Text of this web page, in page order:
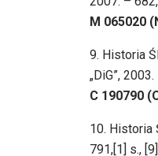
M 065020
9. Historia
„DiG”,
C 190790
10. Historia
791,[1] s.,